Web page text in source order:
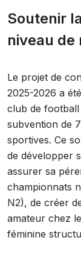
Soutenir
niveau de
Le projet de
2025-2026 a
club de football
subvention de
sportives. Ce
de développer
assurer sa
championnats
N2), de créer
amateur chez
féminine